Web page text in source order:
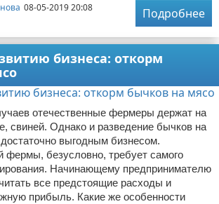
08-05-2019 20:08
Подробнее
бизнеса: откорм
отечественные фермеры держат на
свиней. Однако и разведение бычков на
выгодным бизнесом.
фермы, безусловно, требует самого
Начинающему предпринимателю
все предстоящие расходы и
прибыль. Какие же особенности